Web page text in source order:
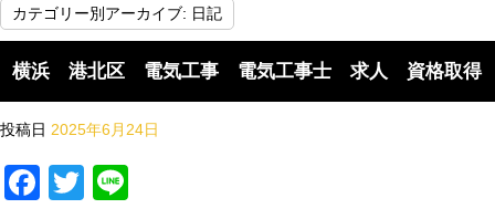
カテゴリー別アーカイブ: 日記
横浜 港北区 電気工事 電気工事士 求人 資格取得
投稿日 2025年6月24日
Facebook
Twitter